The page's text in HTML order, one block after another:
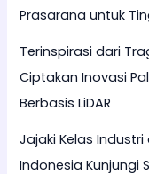
Prasarana untuk
Terinspirasi dari
Ciptakan Inovasi
Berbasis LiDAR
Jajaki Kelas
Indonesia Kunjungi